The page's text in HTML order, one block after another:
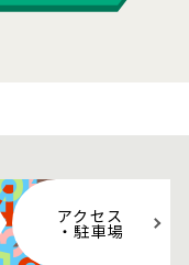
アクセス
・駐車場